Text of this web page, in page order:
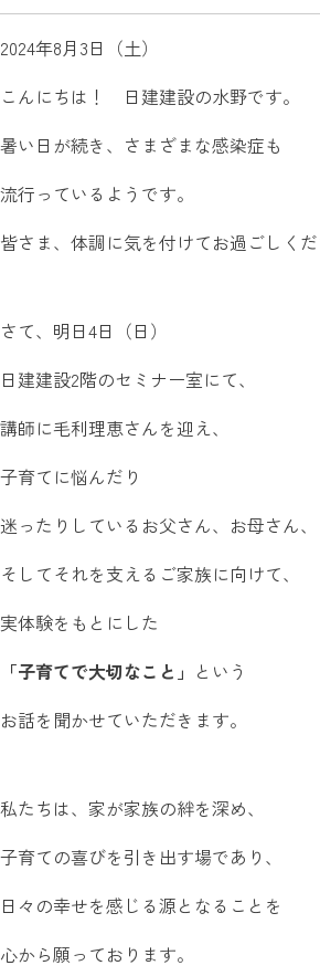
2024年8月3日（土）
こんにちは！ 日建建設の水野です。
暑い日が続き、さまざまな感染症も
流行っているようです。
皆さま、体調に気を付けてお過ごしくだ
さて、明日4日（日）
日建建設2階のセミナー室にて、
講師に毛利理恵さんを迎え、
子育てに悩んだり
迷ったりしているお父さん、お母さん、
そしてそれを支えるご家族に向けて、
実体験をもとにした
「子育てで大切なこと」 という
お話を聞かせていただきます。
私たちは、家が家族の絆を深め、
子育ての喜びを引き出す場であり、
日々の幸せを感じる源となることを
心から願っております。